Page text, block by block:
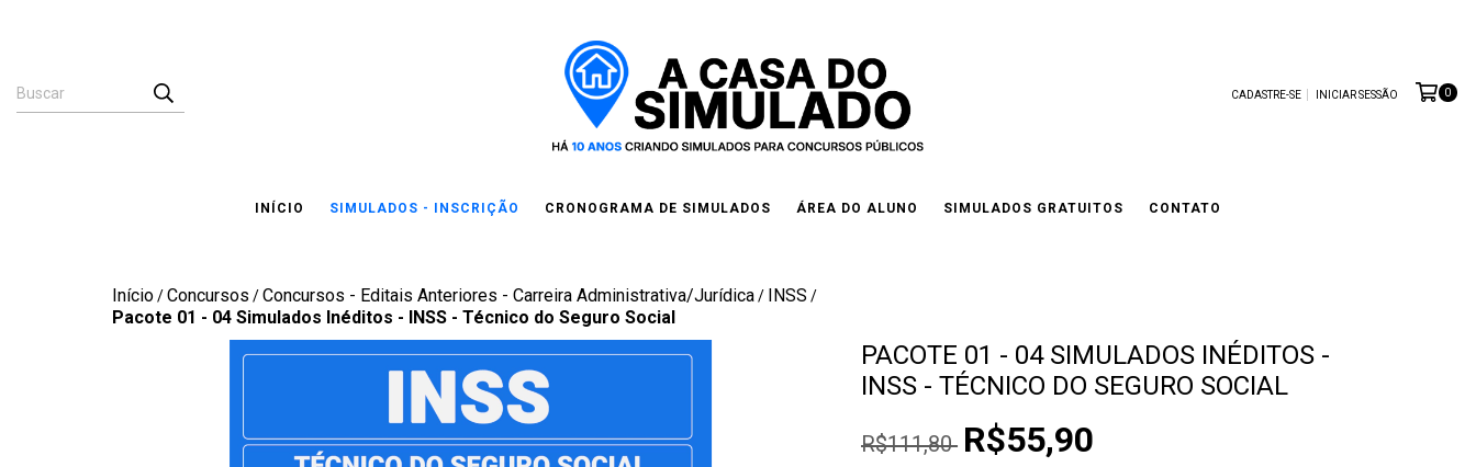
CADASTRE-SE INICIAR SESSÃO 0
INÍCIO SIMULADOS - INSCRIÇÃO CRONOGRAMA DE SIMULADOS ÁREA DO ALUNO SIMULADOS GRATUITOS CONTATO
Início/Concursos /Concursos - Editais Anteriores - Carreira Administrativa/Jurídica/ INSS /
Pacote 01 - 04 Simulados Inéditos - INSS - Técnico do Seguro Social
PACOTE 01 - 04 SIMULADOS INÉDITOS -
INSS - TÉCNICO DO SEGURO SOCIAL
R$111,80 R$55,90